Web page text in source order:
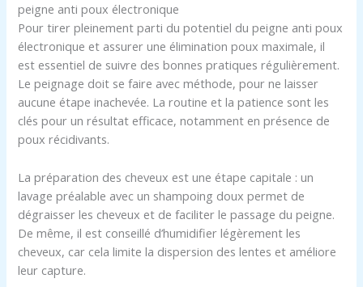
peigne anti poux électronique
Pour tirer pleinement parti du potentiel du peigne anti poux
électronique et assurer une élimination poux maximale, il
est essentiel de suivre des bonnes pratiques régulièrement.
Le peignage doit se faire avec méthode, pour ne laisser
aucune étape inachevée. La routine et la patience sont les
clés pour un résultat efficace, notamment en présence de
poux récidivants.
La préparation des cheveux est une étape capitale : un
lavage préalable avec un shampoing doux permet de
dégraisser les cheveux et de faciliter le passage du peigne.
De même, il est conseillé d’humidifier légèrement les
cheveux, car cela limite la dispersion des lentes et améliore
leur capture.